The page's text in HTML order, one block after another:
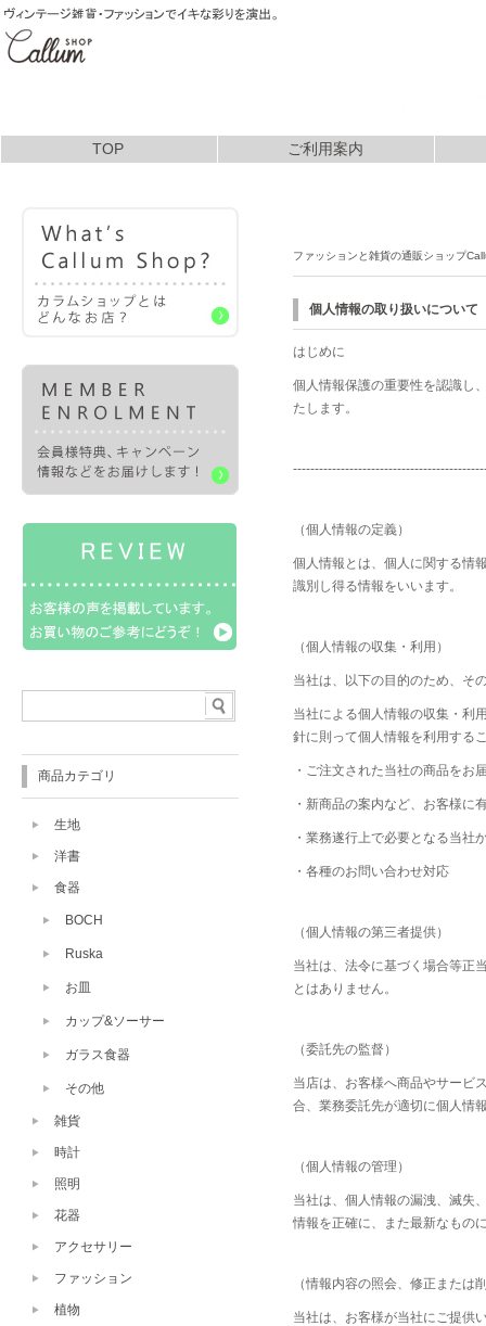
TOP
ご利用案内
ファッションと雑貨の通販ショップ
個人情報の取り扱いについて
はじめに
個人情報保護の重要性を認識し
たします。
（個人情報の定義）
個人情報とは、個人に関する情
識別し得る情報をいいます。
（個人情報の収集・利用）
当社は、以下の目的のため、そ
当社による個人情報の収集・利
針に則って個人情報を利用する
・ご注文された当社の商品をお
・新商品の案内など、お客様に
・業務遂行上で必要となる当社
・各種のお問い合わせ対応
（個人情報の第三者提供）
当社は、法令に基づく場合等正
とはありません。
（委託先の監督）
当店は、お客様へ商品やサービ
合、業務委託先が適切に個人情
（個人情報の管理）
当社は、個人情報の漏洩、滅失
情報を正確に、また最新なもの
（情報内容の照会、修正または
当社は、お客様が当社にご提供
商品カテゴリ
生地
洋書
食器
BOCH
Ruska
お皿
カップ&ソーサー
ガラス食器
その他
雑貨
時計
照明
花器
アクセサリー
ファッション
植物